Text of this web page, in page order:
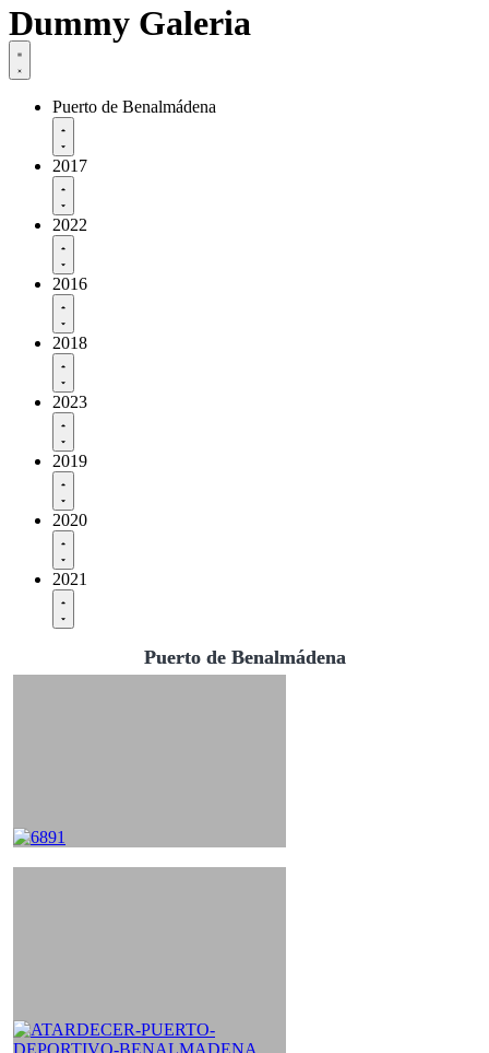
Dummy Galeria
Puerto de Benalmádena
2017
2022
2016
2018
2023
2019
2020
2021
Puerto de Benalmádena